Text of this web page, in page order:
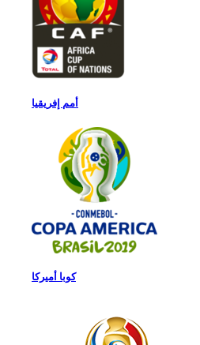
أمم إفريقيا
كوبا أميركا